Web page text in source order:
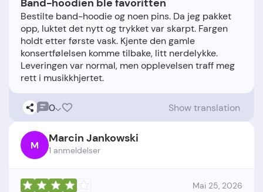
Band-hoodien ble favoritten
Bestilte band-hoodie og noen pins. Da jeg pakket
opp, luktet det nytt og trykket var skarpt. Fargen
holdt etter første vask. Kjente den gamle
konsertfølelsen komme tilbake, litt nerdelykke.
Leveringen var normal, men opplevelsen traff meg
0 Show translation
M Marcin Jankowski
1 anmeldelser
Mai 25, 2026